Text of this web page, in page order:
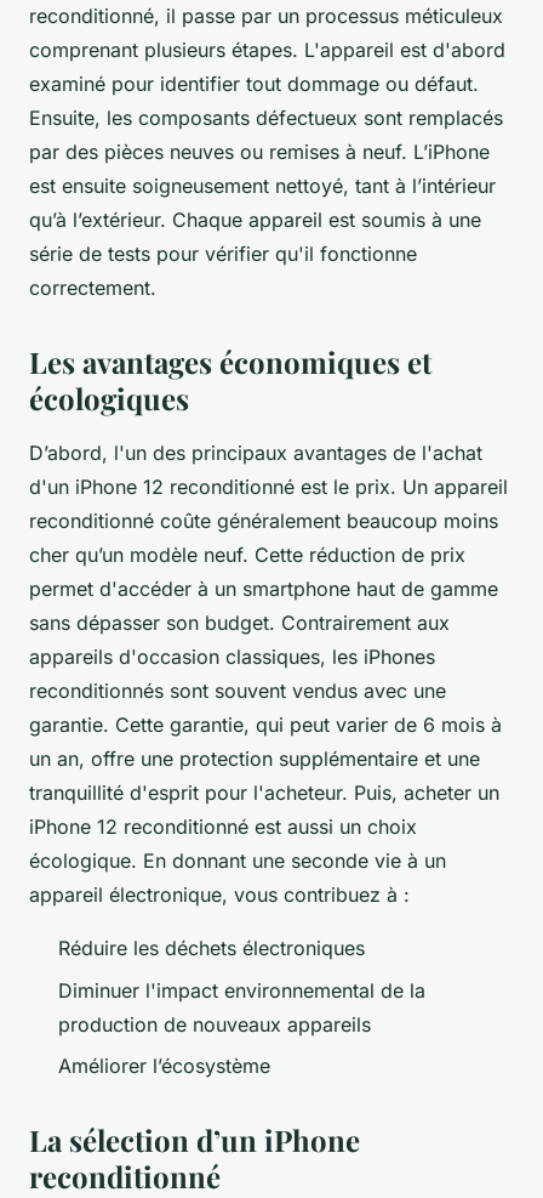
reconditionné, il passe par un processus méticuleux
comprenant plusieurs étapes. L'appareil est d'abord
examiné pour identifier tout dommage ou défaut.
Ensuite, les composants défectueux sont remplacés
par des pièces neuves ou remises à neuf. L’iPhone
est ensuite soigneusement nettoyé, tant à l’intérieur
qu’à l’extérieur. Chaque appareil est soumis à une
série de tests pour vérifier qu'il fonctionne
correctement.
Les avantages économiques et
écologiques
D’abord, l'un des principaux avantages de l'achat
d'un iPhone 12 reconditionné est le prix. Un appareil
reconditionné coûte généralement beaucoup moins
cher qu’un modèle neuf. Cette réduction de prix
permet d'accéder à un smartphone haut de gamme
sans dépasser son budget. Contrairement aux
appareils d'occasion classiques, les iPhones
reconditionnés sont souvent vendus avec une
garantie. Cette garantie, qui peut varier de 6 mois à
un an, offre une protection supplémentaire et une
tranquillité d'esprit pour l'acheteur. Puis, acheter un
iPhone 12 reconditionné est aussi un choix
écologique. En donnant une seconde vie à un
appareil électronique, vous contribuez à :
Réduire les déchets électroniques
Diminuer l'impact environnemental de la
production de nouveaux appareils
Améliorer l’écosystème
La sélection d’un iPhone
reconditionné